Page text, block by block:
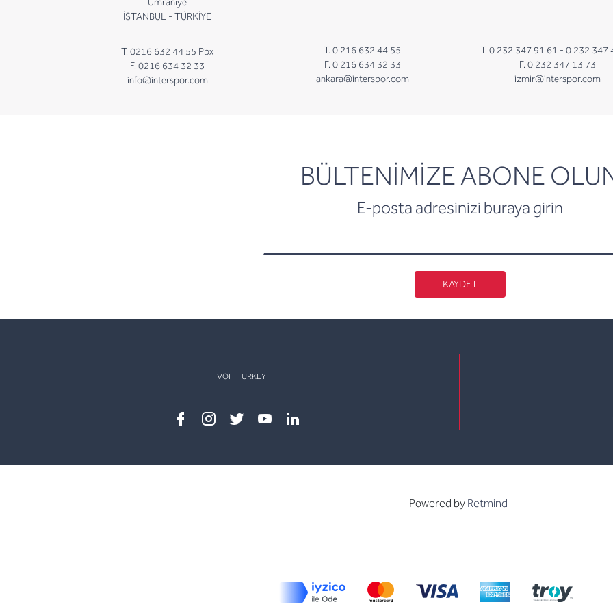
İSTANBUL - TÜRKİYE
T. 0216 632 44 55 Pbx
F. 0216 634 32 33
info@interspor.com
T. 0 216 632 44 55
F. 0 216 634 32 33
ankara@interspor.com
T. 0 232 347 91 61 - 0 232 347
F. 0 232 347 13 73
izmir@interspor.com
BÜLTENİMİZE ABONE
E-posta adresinizi buraya girin
newsletter
KAYDET
VOIT TURKEY
Powered by Retmind